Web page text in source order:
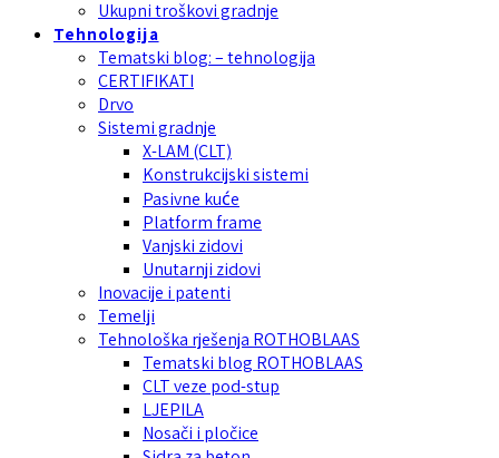
Ukupni troškovi gradnje
Tehnologija
Tematski blog: – tehnologija
CERTIFIKATI
Drvo
Sistemi gradnje
X-LAM (CLT)
Konstrukcijski sistemi
Pasivne kuće
Platform frame
Vanjski zidovi
Unutarnji zidovi
Inovacije i patenti
Temelji
Tehnološka rješenja ROTHOBLAAS
Tematski blog ROTHOBLAAS
CLT veze pod-stup
LJEPILA
Nosači i pločice